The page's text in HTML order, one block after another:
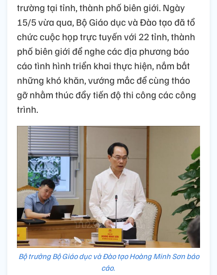
trường tại tỉnh, thành phố biên giới. Ngày
15/5 vừa qua, Bộ Giáo dục và Đào tạo đã tổ
chức cuộc họp trực tuyến với 22 tỉnh, thành
phố biên giới để nghe các địa phương báo
cáo tình hình triển khai thực hiện, nắm bắt
những khó khăn, vướng mắc để cùng tháo
gỡ nhằm thúc đẩy tiến độ thi công các công
trình.
Bộ trưởng Bộ Giáo dục và Đào tạo Hoàng Minh Sơn báo
cáo.